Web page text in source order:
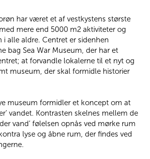
har været et af vestkystens største
mere end 5000 m2 aktiviteter og
i alle aldre. Centret er sidenhen
bag Sea War Museum, der har et
at forvandle lokalerne til et nyt og
museum, der skal formidle historier
museum formidler et koncept om at
vandet. Kontrasten skelnes mellem de
vand’ følelsen opnås ved mørke rum
lyse og åbne rum, der findes ved